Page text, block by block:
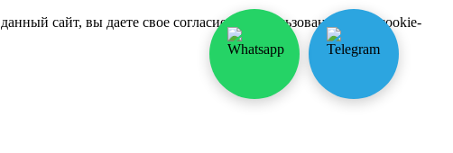
сайт, вы даете свое согласие на использование нами cookie-